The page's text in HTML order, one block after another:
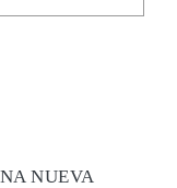
NUEVA